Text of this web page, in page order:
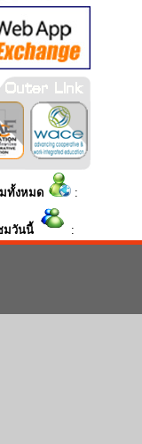
ทั้งหมด :
วันนี้ :